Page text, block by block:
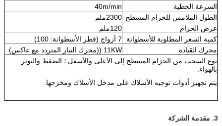
السرعة الخطية
40m/min
الطول الملامس للحزام المسطح 2300ملم
عرض الحزام
120ملم
كمية السعر المطلوبة للأسطوانة
7 أزواج (قطر الأسطوانة: 100)
محرك القيادة
11KW ((محرك التيار المتردد مع عاكس)
نوع السحب من الحزام المسطح إلى الأعلى والأسفل ؛ الضغط والتوتر
بالهواء.
يتم تجهيز أدوات توجيه الأسلاك على مدخل الأسلاك ومخرجها.
3. مقدمة الشركة